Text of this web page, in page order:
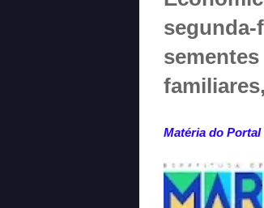
segunda-
Matéria do Portal